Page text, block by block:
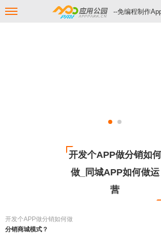
--免编程制作
开发个APP做分销如何
做_同城APP如何做运
营
开发个APP做分销如何做
分销商城模式？